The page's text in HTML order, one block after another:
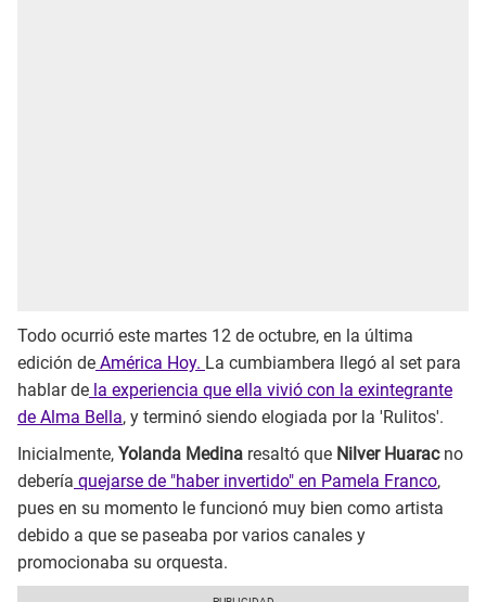
Todo ocurrió este martes 12 de octubre, en la última
edición de América Hoy. La cumbiambera llegó al set para
hablar de la experiencia que ella vivió con la exintegrante
de Alma Bella, y terminó siendo elogiada por la 'Rulitos'.
Inicialmente, Yolanda Medina resaltó que Nilver Huaracno
debería quejarse de "haber invertido" en Pamela Franco,
pues en su momento le funcionó muy bien como artista
debido a que se paseaba por varios canales y
promocionaba su orquesta.